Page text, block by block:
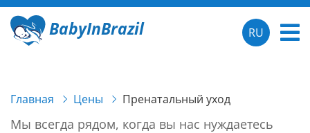
BabyInBrazil RU
Главная Цены Пренатальный уход
Мы всегда рядом, когда вы нас нуждаетесь